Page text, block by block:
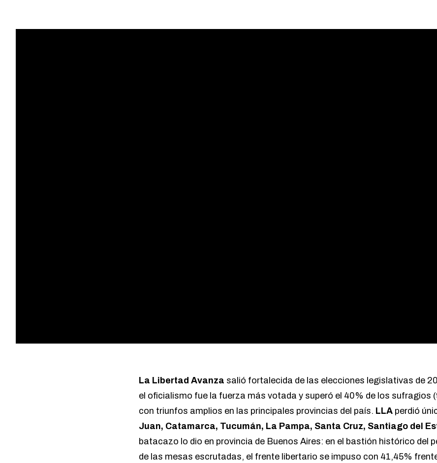
La Libertad Avanza salió fortalecida de las elecciones legislativas de
el oficialismo fue la fuerza más votada y superó el 40% de los sufragios (
con triunfos amplios en las principales provincias del país. LLA perdió
Juan, Catamarca, Tucumán, La Pampa, Santa Cruz, Santiago del
batacazo lo dio en provincia de Buenos Aires: en el bastión histórico del
de las mesas escrutadas, el frente libertario se impuso con 41,45%